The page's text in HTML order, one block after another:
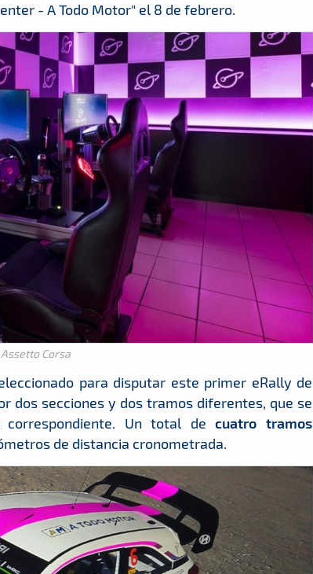
- A Todo Motor" el 8 de febrero.
Corsa
para disputar este primer eRally de
dos secciones y dos tramos diferentes, que se
Un total decuatro tramos
de distancia cronometrada.